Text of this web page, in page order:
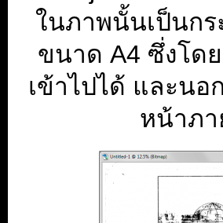
ในภาพนั้นเป็นก
ขนาด A4 ซึ่งโด
เข้าไปได้ และน
หน้าภา